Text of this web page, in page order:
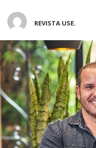
REVISTA USE.